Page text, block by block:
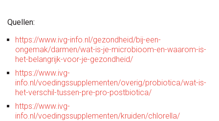
Quellen:
https://www.ivg-info.nl/gezondheid/bij-een-
ongemak/darmen/wat-is-je-microbioom-en-waarom-is-
het-belangrijk-voor-je-gezondheid/
https://www.ivg-
info.nl/voedingssupplementen/overig/probiotica/wat-is-
het-verschil-tussen-pre-pro-postbiotica/
https://www.ivg-
info.nl/voedingssupplementen/kruiden/chlorella/